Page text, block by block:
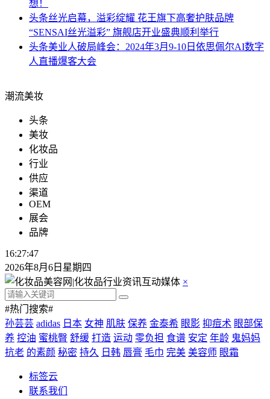
想！
头条丝光启幕，溢彩绽耀 花王旗下高奢护肤品牌
“SENSAI丝光溢彩” 旗舰店开业盛典顺利举行
头条美业人破局峰会：2024年3月9-10日依思佩尔AI数字
人直播爆客大会
潮流美妆
头条
美妆
化妆品
行业
供应
渠道
OEM
展会
品牌
16:27:47
2026年8月6日星期四
×
#热门搜索#
孙芸芸 adidas 日本 女神 肌肤 保养 金泰希 眼影 抑痘术 眼部保
养 控油 蜜桃臀 舒缓 打造 运动 零负担 食谱 安定 年龄 鬼妈妈
抗老 的素颜 秘密 持久 日韩 唇膏 毛巾 完美 美容师 眼霜
标签云
联系我们